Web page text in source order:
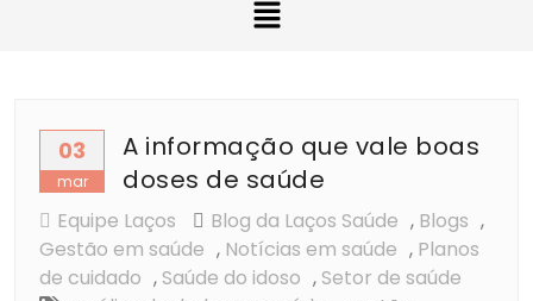
03
mar
A informação que vale boas
doses de saúde
Equipe Laços Blog da Laços Saúde , Blogs ,
Gestão em saúde , Notícias em saúde , Planos
de cuidado , Saúde do idoso , Setor de saúde